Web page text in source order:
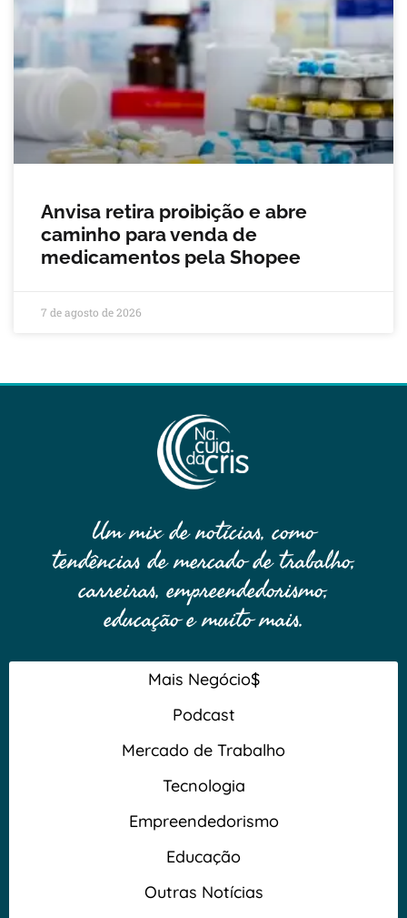
Anvisa retira proibição e abre
caminho para venda de
medicamentos pela Shopee
7 de agosto de 2026
Um mix de notícias, como
tendências de mercado de trabalho,
carreiras, empreendedorismo,
educação e muito mais.
Mais Negócio$
Podcast
Mercado de Trabalho
Tecnologia
Empreendedorismo
Educação
Outras Notícias